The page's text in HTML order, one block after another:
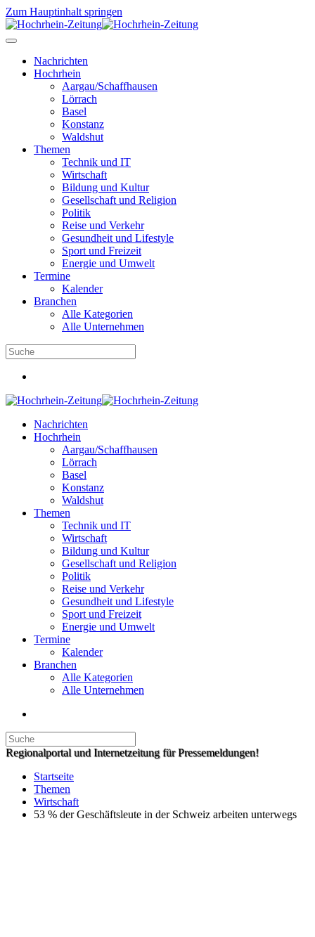
Zum Hauptinhalt springen
Nachrichten
Hochrhein
Aargau/Schaffhausen
Lörrach
Basel
Konstanz
Waldshut
Themen
Technik und IT
Wirtschaft
Bildung und Kultur
Gesellschaft und Religion
Politik
Reise und Verkehr
Gesundheit und Lifestyle
Sport und Freizeit
Energie und Umwelt
Termine
Kalender
Branchen
Alle Kategorien
Alle Unternehmen
Nachrichten
Hochrhein
Aargau/Schaffhausen
Lörrach
Basel
Konstanz
Waldshut
Themen
Technik und IT
Wirtschaft
Bildung und Kultur
Gesellschaft und Religion
Politik
Reise und Verkehr
Gesundheit und Lifestyle
Sport und Freizeit
Energie und Umwelt
Termine
Kalender
Branchen
Alle Kategorien
Alle Unternehmen
Regionalportal und Internetzeitung für Pressemeldungen!
Startseite
Themen
Wirtschaft
53 % der Geschäftsleute in der Schweiz arbeiten unterwegs